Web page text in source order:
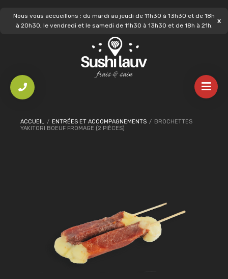
Nous vous accueillons : du mardi au jeudi de 11h30 à 13h30 et de 18h
à 20h30, le vendredi et le samedi de 11h30 à 13h30 et de 18h à 21h.
ACCUEIL / ENTRÉES ET ACCOMPAGNEMENTS / BROCHETTES
YAKITORI BOEUF FROMAGE (2 PIÈCES)